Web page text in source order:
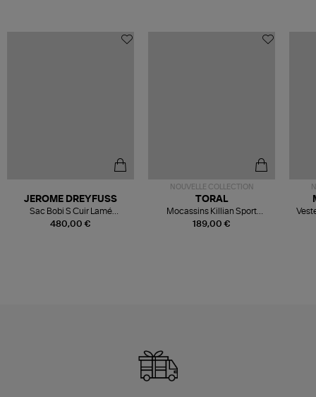
480,00 €
JEROME DREYFUSS
Sac Bobi S Cuir Lamé
Champagne
NOUVELLE COLLECTION
189,00 €
TORAL
Mocassins Killian Sport
Mousse